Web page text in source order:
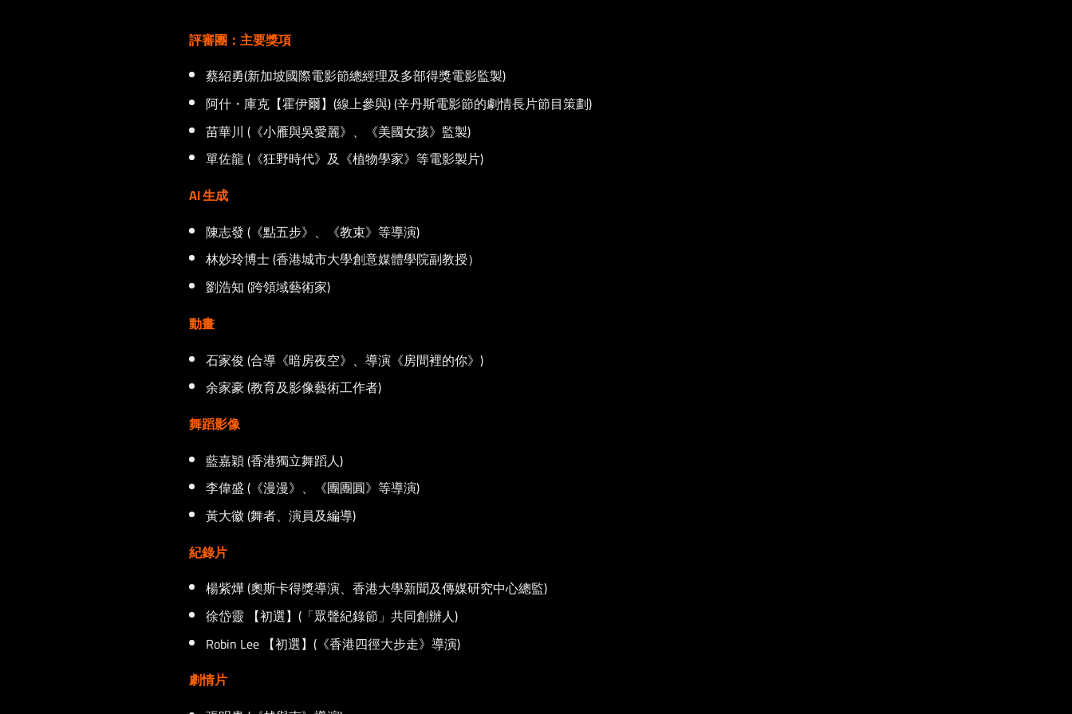
評審團：主要獎項
蔡紹勇(新加坡國際電影節總經理及多部得獎電影監製)
阿什・庫克【霍伊爾】(線上參與) (辛丹斯電影節的劇情長片節目策劃)
苗華川 (《小雁與吳愛麗》、《美國女孩》監製)
單佐龍 (《狂野時代》及《植物學家》等電影製片)
AI 生成
陳志發 (《點五步》、《教束》等導演)
林妙玲博士 (香港城市大學創意媒體學院副教授）
劉浩知 (跨領域藝術家)
動畫
石家俊 (合導《暗房夜空》、導演《房間裡的你》)
余家豪 (教育及影像藝術工作者)
舞蹈影像
藍嘉穎 (香港獨立舞蹈人)
李偉盛 (《漫漫》、《團團圓》等導演)
黃大徽 (舞者、演員及編導)
紀錄片
楊紫燁 (奧斯卡得獎導演、香港大學新聞及傳媒研究中心總監)
徐岱靈 【初選】(「眾聲紀錄節」共同創辦人)
Robin Lee 【初選】(《香港四徑大步走》導演)
劇情片